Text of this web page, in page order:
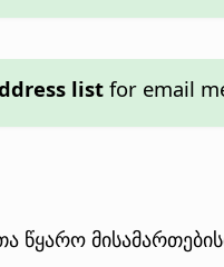
listfor email